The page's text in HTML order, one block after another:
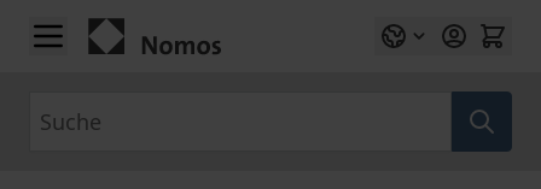
Zum Inhalt springen